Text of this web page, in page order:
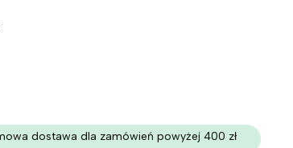
dostawa dla zamówień powyżej 400 zł